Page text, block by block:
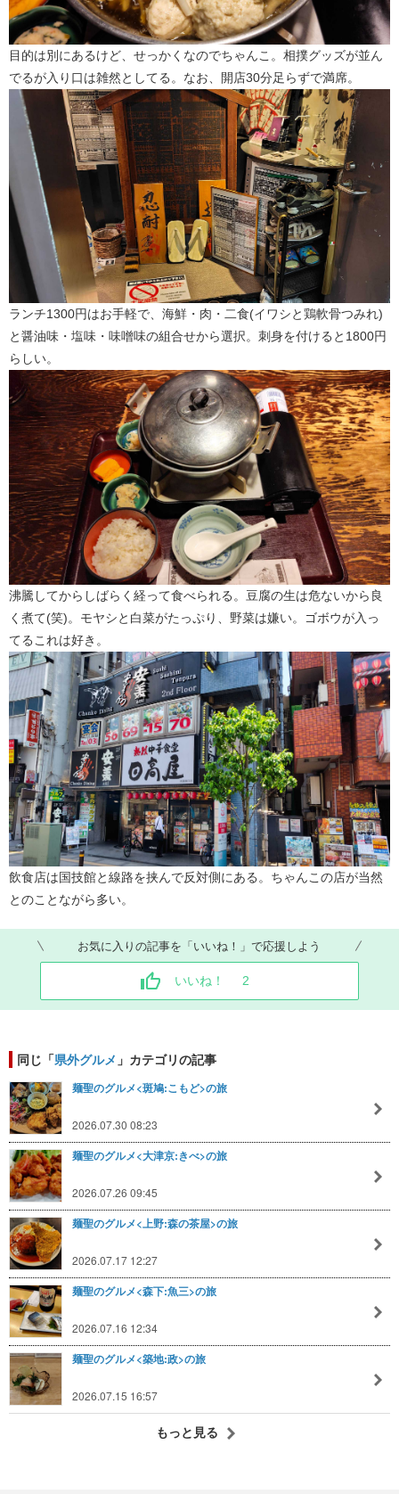
目的は別にあるけど、せっかくなのでちゃんこ。相撲グッズが並ん
でるが入り口は雑然としてる。なお、開店30分足らずで満席。
ランチ1300円はお手軽で、海鮮・肉・二食(イワシと鶏軟骨つみれ)
と醤油味・塩味・味噌味の組合せから選択。刺身を付けると1800円
らしい。
沸騰してからしばらく経って食べられる。豆腐の生は危ないから良
く煮て(笑)。モヤシと白菜がたっぷり、野菜は嫌い。ゴボウが入っ
てるこれは好き。
飲食店は国技館と線路を挟んで反対側にある。ちゃんこの店が当然
とのことながら多い。
お気に入りの記事を「いいね！」で応援しよう
いいね！ 2
同じ「県外グルメ 」カテゴリの記事
麺聖のグルメ<斑鳩:こもど>の旅
2026.07.30 08:23
麺聖のグルメ<大津京:きべ>の旅
2026.07.26 09:45
麺聖のグルメ<上野:森の茶屋>の旅
2026.07.17 12:27
麺聖のグルメ<森下:魚三>の旅
2026.07.16 12:34
麺聖のグルメ<築地:政>の旅
2026.07.15 16:57
もっと見る